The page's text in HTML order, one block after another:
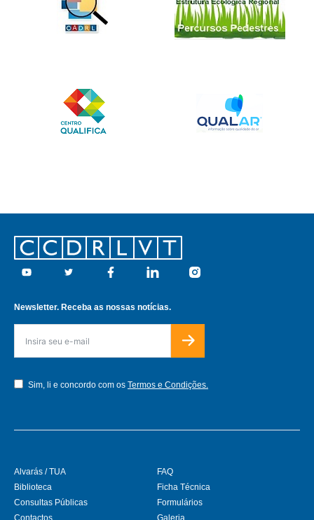
Footer
Youtube Twitter Facebook Linkedin Instagram
Newsletter. Receba as nossas notícias.
Sim, li e concordo com os Termos e Condições.
Alvarás / TUA
Biblioteca
Consultas Públicas
Contactos
FAQ
Ficha Técnica
Formulários
Galeria